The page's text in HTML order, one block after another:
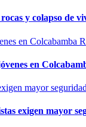
y colapso de
en
exigen mayor